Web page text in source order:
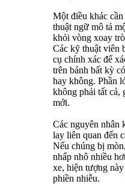
Một điều khác
thuật ngữ mô tả
khỏi vòng xoay
Các kỹ thuật viên
cụ chính xác để
trên bánh bất kỳ
hay không. Phần
không phải tất cả,
mới.
Các nguyên nhân
lay liên quan đến
Nếu chúng bị
nhấp nhô nhiều
xe, hiện tượng
phiền nhiễu.